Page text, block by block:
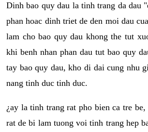
Dinh bao quy dau la tinh trang da dau
phan hoac dinh triet de den moi dau
lam cho bao quy dau khong the tut
khi benh nhan phan dau tut bao quy
tay bao quy dau, kho di dai cung nhu
nang tinh duc tinh duc.
¿ay la tinh trang rat pho bien ca tre
rat de bi lam tuong voi tinh trang hep